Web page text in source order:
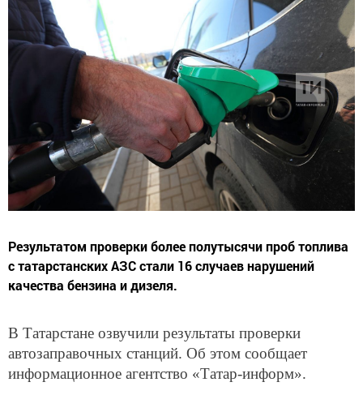
Результатом проверки более полутысячи проб топлива
с татарстанских АЗС стали 16 случаев нарушений
качества бензина и дизеля.
В Татарстане озвучили результаты проверки
автозаправочных станций. Об этом сообщает
информационное агентство «Татар-информ».